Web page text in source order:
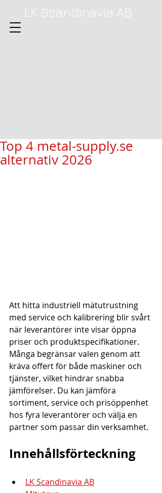
LK Scandinavia AB
Top 4 metal-supply.se
alternativ 2026
Att hitta industriell mätutrustning
med service och kalibrering blir svårt
när leverantörer inte visar öppna
priser och produktspecifikationer.
Många begränsar valen genom att
kräva offert för både maskiner och
tjänster, vilket hindrar snabba
jämförelser. Du kan jämföra
sortiment, service och prisöppenhet
hos fyra leverantörer och välja en
partner som passar din verksamhet.
Innehållsförteckning
LK Scandinavia AB